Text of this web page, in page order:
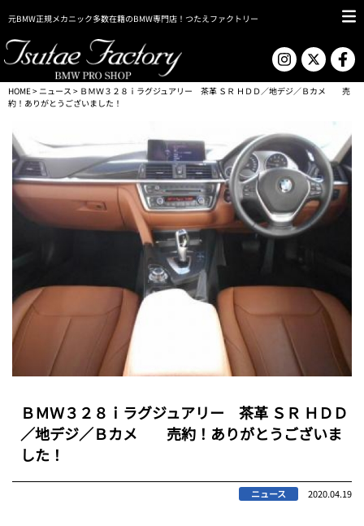
元BMW正規メカニック多数在籍のBMW専門店！つたえファクトリー
HOME> ニュース > ＢＭＷ３２８ｉラグジュアリー 茶革 ＳＲ ＨＤＤ／地デジ／Ｂカメ 売
約！ありがとうございました！
ＢＭＷ３２８ｉラグジュアリー 茶革 ＳＲ ＨＤＤ
／地デジ／Ｂカメ 売約！ありがとうございま
した！
ニュース 2020.04.19